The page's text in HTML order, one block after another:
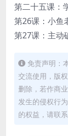
第二十五课：
第26课：小鱼
第27课：主动
免责声明：
交流使用，版
删除，若作商
发生的侵权行
的权益，请联